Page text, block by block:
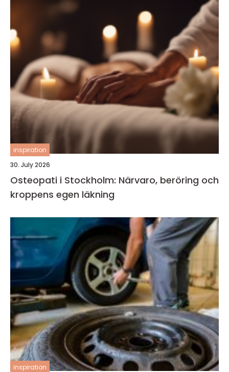
inspiration
30. July 2026
Osteopati i Stockholm: Närvaro, beröring och
kroppens egen läkning
inspiration